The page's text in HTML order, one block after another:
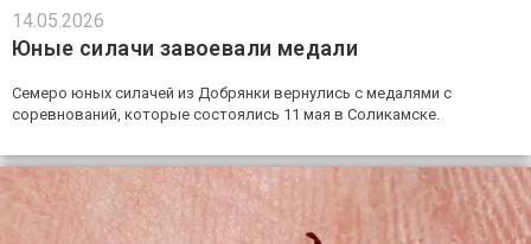
14.05.2026
Юные силачи завоевали медали
Семеро юных силачей из Добрянки вернулись с медалями с
соревнований, которые состоялись 11 мая в Соликамске.